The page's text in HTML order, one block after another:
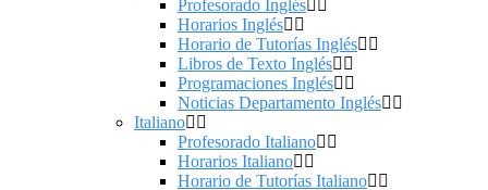
Profesorado Inglés
Horarios Inglés
Horario de Tutorías Inglés
Libros de Texto Inglés
Programaciones Inglés
Noticias Departamento Inglés
Italiano
Profesorado Italiano
Horarios Italiano
Horario de Tutorías Italiano